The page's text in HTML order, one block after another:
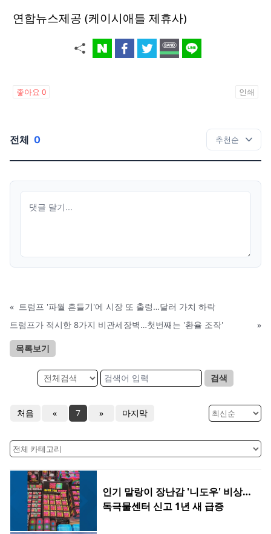
연합뉴스제공 (케이시애틀 제휴사)
좋아요 0 인쇄
전체 0
« 트럼프 '파월 흔들기'에 시장 또 출렁…달러 가치 하락
트럼프가 적시한 8가지 비관세장벽…첫번째는 '환율 조작'
»
목록보기
검색
처음 « 7 » 마지막
인기 말랑이 장난감 '니도우' 비상…
독극물센터 신고 1년 새 급증